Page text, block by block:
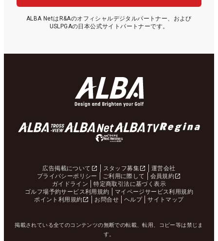
ALBA NetはR&Aのオフィシャルデジタルパートナー、および
USLPGAの日本公式サイトパートナーです。
広告掲載について スタッフ募集
運営会社
プライバシーポリシー
ご利用に際して
会員規約
ガイドライン
特定商取引法に基づく表示
ゴルフ場予約サービス利用規約
マイページサービス利用規約
ポイント利用規約
お問合せ ヘルプ サイトマップ
掲載されている全てのコンテンツの無断での転載、転用、コピー等は禁じま
す。